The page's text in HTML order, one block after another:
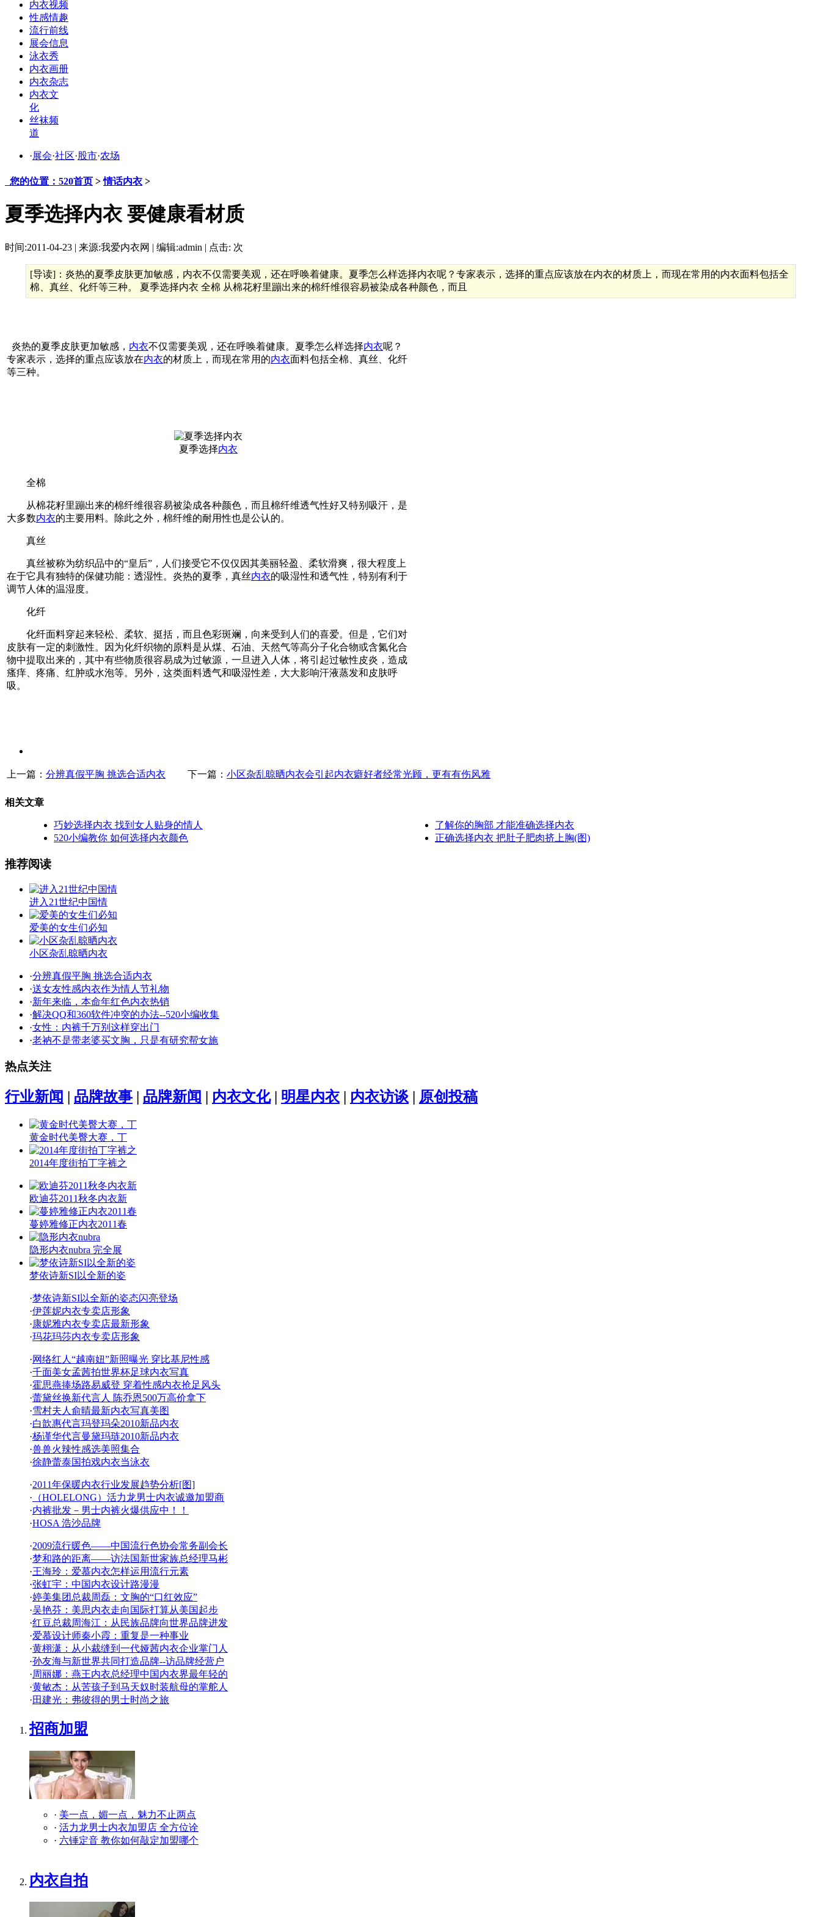
内衣视频
性感情趣
流行前线
展会信息
泳衣秀
内衣画册
内衣杂志
内衣文
化
丝袜频
道
·展会·社区·股市·农场
您的位置：520首页 >情话内衣 >
夏季选择内衣 要健康看材质
时间:2011-04-23 | 来源:我爱内衣网 | 编辑:admin | 点击: 次
[导读]：炎热的夏季皮肤更加敏感，内衣不仅需要美观，还在呼唤着健康。夏季怎么样选择内衣呢？专家表示，选择的重点应该放在内衣的材质上，而现在常用的内衣面料包括全
棉、真丝、化纤等三种。 夏季选择内衣 全棉 从棉花籽里蹦出来的棉纤维很容易被染成各种颜色，而且
炎热的夏季皮肤更加敏感， 内衣不仅需要美观，还在呼唤着健康。夏季怎么样选择内衣呢？
专家表示，选择的重点应该放在内衣的材质上，而现在常用的内衣面料包括全棉、真丝、化纤
等三种。
夏季选择内衣
全棉
从棉花籽里蹦出来的棉纤维很容易被染成各种颜色，而且棉纤维透气性好又特别吸汗，是
大多数内衣的主要用料。除此之外，棉纤维的耐用性也是公认的。
真丝
真丝被称为纺织品中的“皇后”，人们接受它不仅仅因其美丽轻盈、柔软滑爽，很大程度上
在于它具有独特的保健功能：透湿性。炎热的夏季，真丝内衣的吸湿性和透气性，特别有利于
调节人体的温湿度。
化纤
化纤面料穿起来轻松、柔软、挺括，而且色彩斑斓，向来受到人们的喜爱。但是，它们对
皮肤有一定的刺激性。因为化纤织物的原料是从煤、石油、天然气等高分子化合物或含氮化合
物中提取出来的，其中有些物质很容易成为过敏源，一旦进入人体，将引起过敏性皮炎，造成
瘙痒、疼痛、红肿或水泡等。另外，这类面料透气和吸湿性差，大大影响汗液蒸发和皮肤呼
吸。
上一篇： 分辨真假平胸 挑选合适内衣 下一篇： 小区杂乱晾晒内衣会引起内衣癖好者经常光顾，更有有伤风雅
相关文章
巧妙选择内衣 找到女人贴身的情人
了解你的胸部 才能准确选择内衣
520小编教你 如何选择内衣颜色
正确选择内衣 把肚子肥肉挤上胸(图)
推荐阅读
进入21世纪中国情
爱美的女生们必知
小区杂乱晾晒内衣
·分辨真假平胸 挑选合适内衣
·送女友性感内衣作为情人节礼物
·新年来临，本命年红色内衣热销
·解决QQ和360软件冲突的办法--520小编收集
·女性：内裤千万别这样穿出门
·老衲不是带老婆买文胸，只是有研究帮女施
热点关注
行业新闻 | 品牌故事 | 品牌新闻 | 内衣文化| 明星内衣 | 内衣访谈 | 原创投稿
黄金时代美臀大赛，丁
2014年度街拍丁字裤之
欧迪芬2011秋冬内衣新
蔓婷雅修正内衣2011春
隐形内衣nubra 完全展
梦依诗新SI以全新的姿
·梦依诗新SI以全新的姿态闪亮登场
·伊莲妮内衣专卖店形象
·康妮雅内衣专卖店最新形象
·玛花玛莎内衣专卖店形象
·网络红人“越南妞”新照曝光 穿比基尼性感
·千面美女孟茜拍世界杯足球内衣写真
·霍思燕捧场路易威登 穿着性感内衣抢足风头
·蕾黛丝换新代言人 陈乔恩500万高价拿下
·雪村夫人俞晴最新内衣写真美图
·白歆惠代言玛登玛朵2010新品内衣
·杨谨华代言曼黛玛琏2010新品内衣
·兽兽火辣性感选美照集合
·徐静蕾泰国拍戏内衣当泳衣
·2011年保暖内衣行业发展趋势分析[图]
· （HOLELONG）活力龙男士内衣诚邀加盟商
·内裤批发－男士内裤火爆供应中！！
·HOSA 浩沙品牌
·2009流行暖色——中国流行色协会常务副会长
·梦和路的距离——访法国新世家族总经理马彬
·王海玲：爱慕内衣怎样运用流行元素
·张虹宇：中国内衣设计路漫漫
·婷美集团总裁周磊：文胸的“口红效应”
·吴艳芬：美思内衣走向国际打算从美国起步
·红豆总裁周海江：从民族品牌向世界品牌进发
·爱慕设计师秦小霞：重复是一种事业
·黄栩潇：从小裁缝到一代娅茜内衣企业掌门人
·孙友海与新世界共同打造品牌--访品牌经营户
·周丽娜：燕王内衣总经理中国内衣界最年轻的
·黄敏杰：从苦孩子到马天奴时装航母的掌舵人
·田建光：弗彼得的男士时尚之旅
招商加盟
· 美一点，媚一点，魅力不止两点
· 活力龙男士内衣加盟店 全方位诠
· 六锤定音 教你如何敲定加盟哪个
内衣自拍